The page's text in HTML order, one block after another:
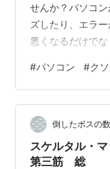
せんか？パソコ
ズしたり、エラ
悪くなるだけで
リズムや認知機
ことをご存知で
さが人間の心身
データをもとに
#パソコン #ク
倒したボスの
スケルタル・
第三筋 総